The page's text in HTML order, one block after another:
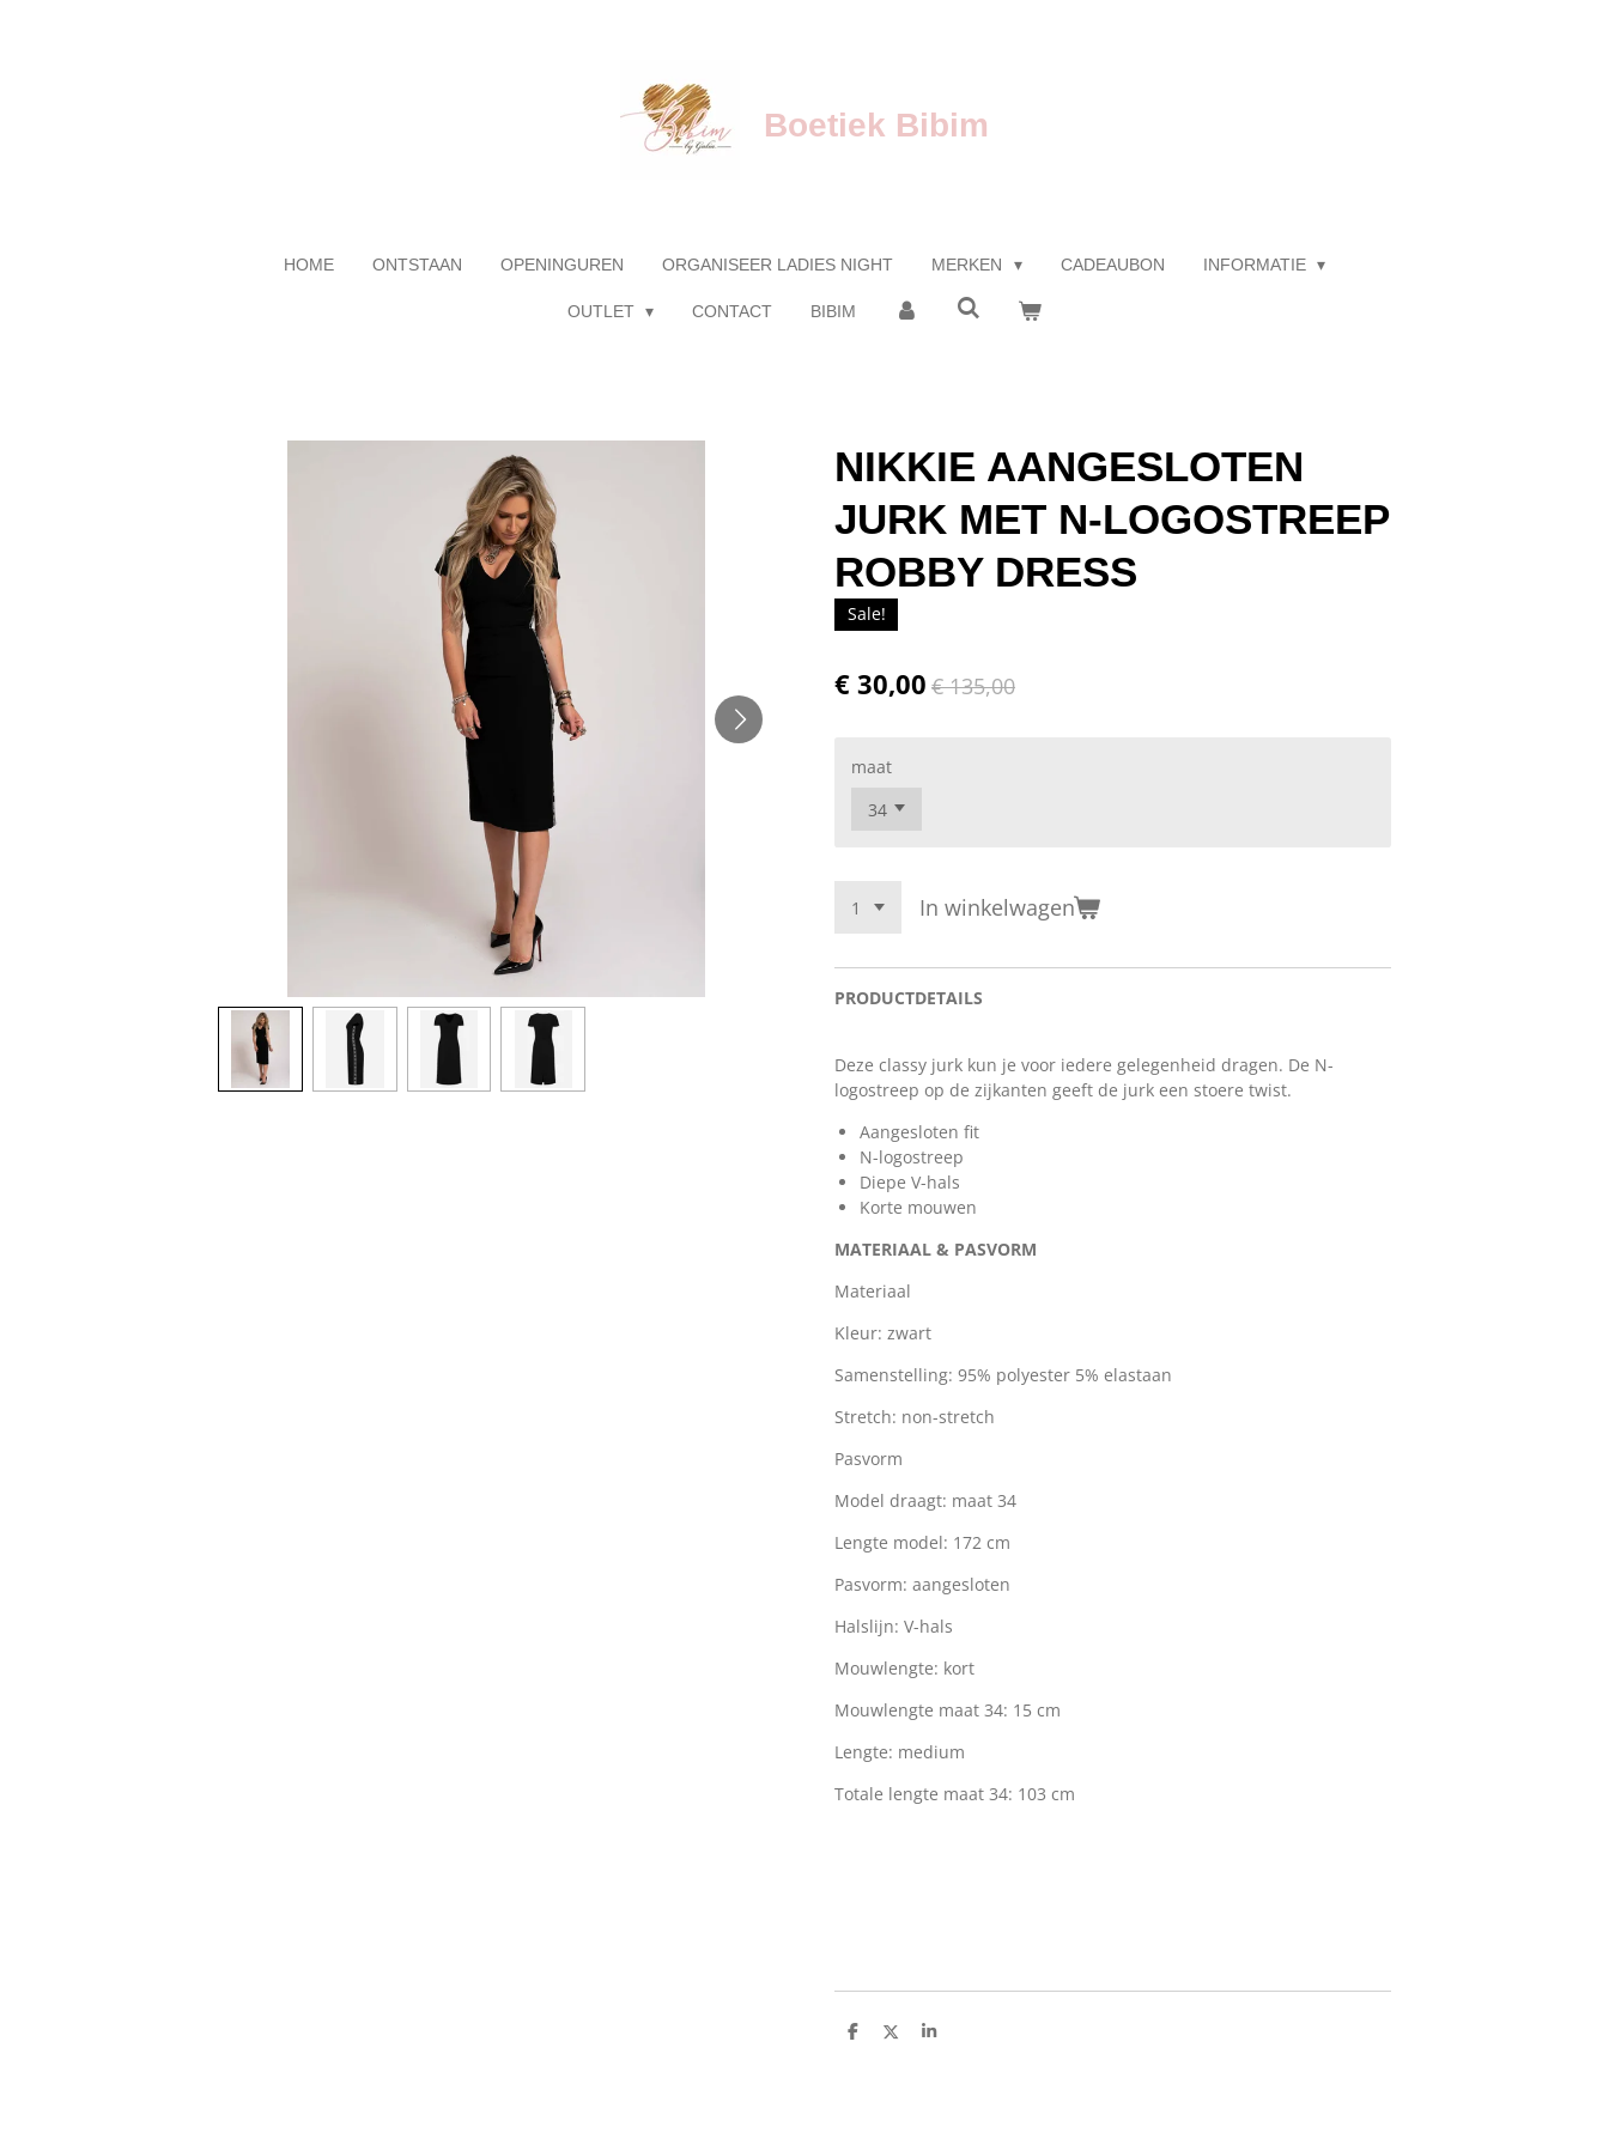
Boetiek Bibim
HOME ONTSTAAN OPENINGUREN ORGANISEER LADIES NIGHT MERKEN CADEAUBON INFORMATIE
OUTLET CONTACT BIBIM
NIKKIE AANGESLOTEN
JURK MET N-LOGOSTREEP
ROBBY DRESS
Sale!
€ 30,00 € 135,00
maat
In winkelwagen
PRODUCTDETAILS
Deze classy jurk kun je voor iedere gelegenheid dragen. De N-
logostreep op de zijkanten geeft de jurk een stoere twist.
Aangesloten fit
N-logostreep
Diepe V-hals
Korte mouwen
MATERIAAL & PASVORM
Materiaal
Kleur: zwart
Samenstelling: 95% polyester 5% elastaan
Stretch: non-stretch
Pasvorm
Model draagt: maat 34
Lengte model: 172 cm
Pasvorm: aangesloten
Halslijn: V-hals
Mouwlengte: kort
Mouwlengte maat 34: 15 cm
Lengte: medium
Totale lengte maat 34: 103 cm
D
D
S